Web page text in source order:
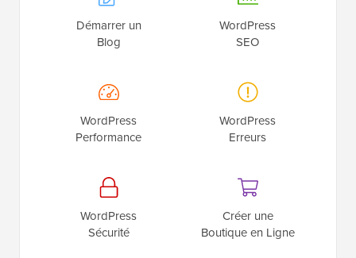
Démarrer un
Blog
WordPress
SEO
WordPress
Performance
WordPress
Erreurs
WordPress
Sécurité
Créer une
Boutique en Ligne